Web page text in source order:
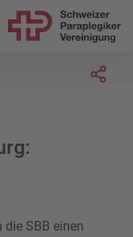
die SBB einen